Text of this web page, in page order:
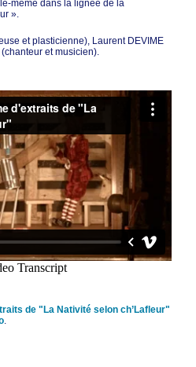
même dans la lignée de la
».
et plasticienne), Laurent DEVIME
et musicien).
de "La Nativité selon ch’Lafleur"
.